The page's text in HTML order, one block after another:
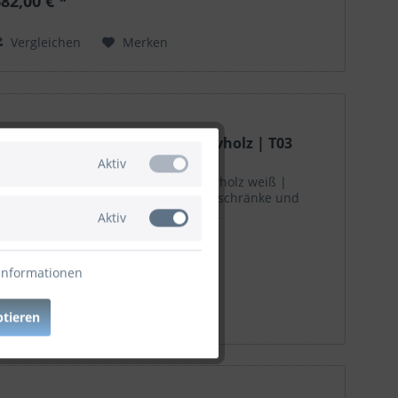
Vergleichen Merken
Vitrine | Windsor | Kiefer Massivholz | T03
Vitrine Landhausstil weiß 1-trg Massivholz weiß |
Windsor T03 | FSC-zertifiziert Vitrinenschränke und
Möbel aus Nordlandkiefer | XXMÖBEL
€ *
Vergleichen
Aktiv
Aktiv